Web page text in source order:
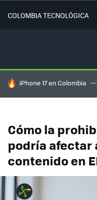
COLOMBIA TECNOLÓGICA
HOY SE HABLA DE
iPhone 17 en Colombia
Cómo la
podría afectar
contenido en